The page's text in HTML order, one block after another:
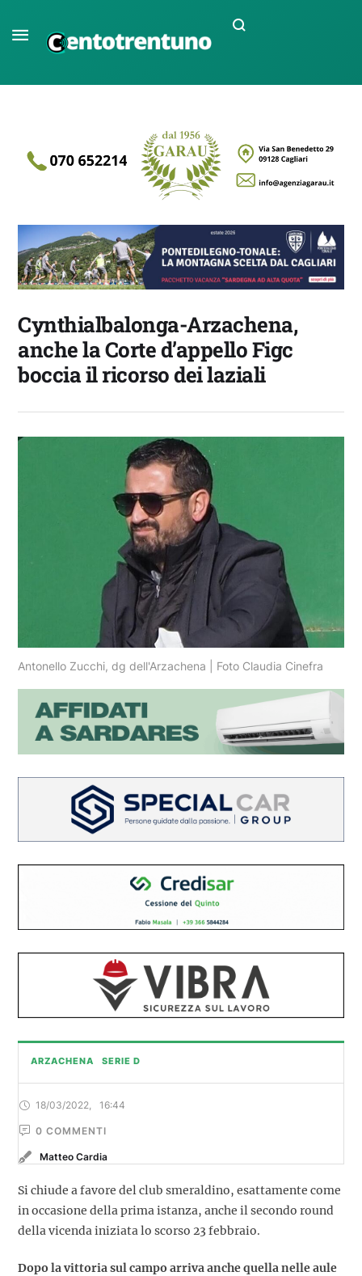
Cynthialbalonga-Arzachena,
anche la Corte d’appello Figc
boccia il ricorso dei laziali
Antonello Zucchi, dg dell'Arzachena | Foto Claudia Cinefra
ARZACHENA SERIE D
18/03/2022 16:44
0 COMMENTI
Matteo Cardia
Si chiude a favore del club smeraldino, esattamente come
in occasione della prima istanza, anche il secondo round
della vicenda iniziata lo scorso 23 febbraio.
Dopo la vittoria sul campo arriva anche quella nelle aule